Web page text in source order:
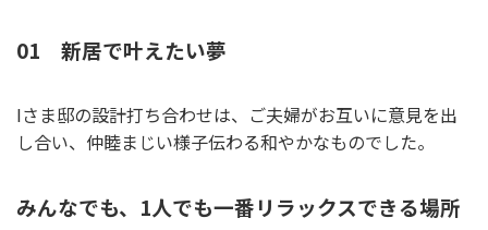
01 新居で叶えたい夢
Iさま邸の設計打ち合わせは、ご夫婦がお互いに意見を出
し合い、仲睦まじい様子伝わる和やかなものでした。
みんなでも、1人でも一番リラックスできる場所